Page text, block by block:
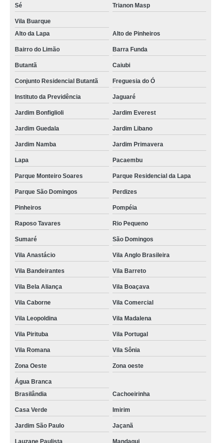
assistencia tecnica brastemp microondas orçamento Parque Dom Pedro
microondas electrolux assistencia tecnica orçamento vila santista
microondas electrolux assistencia tecnica agendar Luz
assistencia tecnica microondas orçamento Lapa
contato de assistencia tecnica de microondas brastemp av direitos humanos
contato de assistência tecnica microondas Alto de Pinheiros
reparo em microondas assistencia tecnica Parque Residencial da Lapa
assistencia tecnica microondas av direitos humanos
reparo em microondas assistencia tecnica Consolação
contratar assistência tecnica microondas Zona Oeste
microondas brastemp assistencia tecnica orçamento rua zilda
microondas assistencia tecnica agendar Trianon Masp
assistencia tecnica microondas brastemp agendar Pinheiros
contato de assistencia tecnica microondas Perdizes
contratar assistencia tecnica microondas brastemp Vila Buarque
contratar assistencia tecnica de microondas brastemp Vila Gustavo
assistência tecnica microondas orçamento Santa Efigênia
Previdência
reparo em microondas brastemp assistencia tecnica São Domingos
assistencia tecnica microondas brastemp orçamento Lauzane Paulista
conserto de microondas assistencia tecnica Vila Leopoldina
reparo em microondas brastemp assistencia tecnica Vila Comercial
cachoeirinha
Sé Trianon Masp
Vila Buarque
Alto da Lapa
Alto de Pinheiros
Bairro do Limão Barra Funda
Butantã Caiubi
Conjunto Residencial Butantã Freguesia do Ó
Instituto da Previdência Jaguaré
Jardim Bonfiglioli Jardim Everest
Jardim Guedala Jardim Libano
Jardim Namba Jardim Primavera
Lapa Pacaembu
Parque Monteiro Soares Parque Residencial da Lapa
Parque São Domingos Perdizes
Pinheiros Pompéia
Raposo Tavares Rio Pequeno
Sumaré São Domingos
Vila Anastácio Vila Anglo Brasileira
Vila Bandeirantes Vila Barreto
Vila Bela Aliança Vila Boaçava
Vila Caborne Vila Comercial
Vila Leopoldina Vila Madalena
Vila Pirituba Vila Portugal
Vila Romana Vila Sônia
Zona Oeste Zona oeste
Água Branca
Brasilândia
Cachoeirinha
Casa Verde Imirim
Jardim São Paulo Jaçanã
Lauzane Paulista Mandaqui